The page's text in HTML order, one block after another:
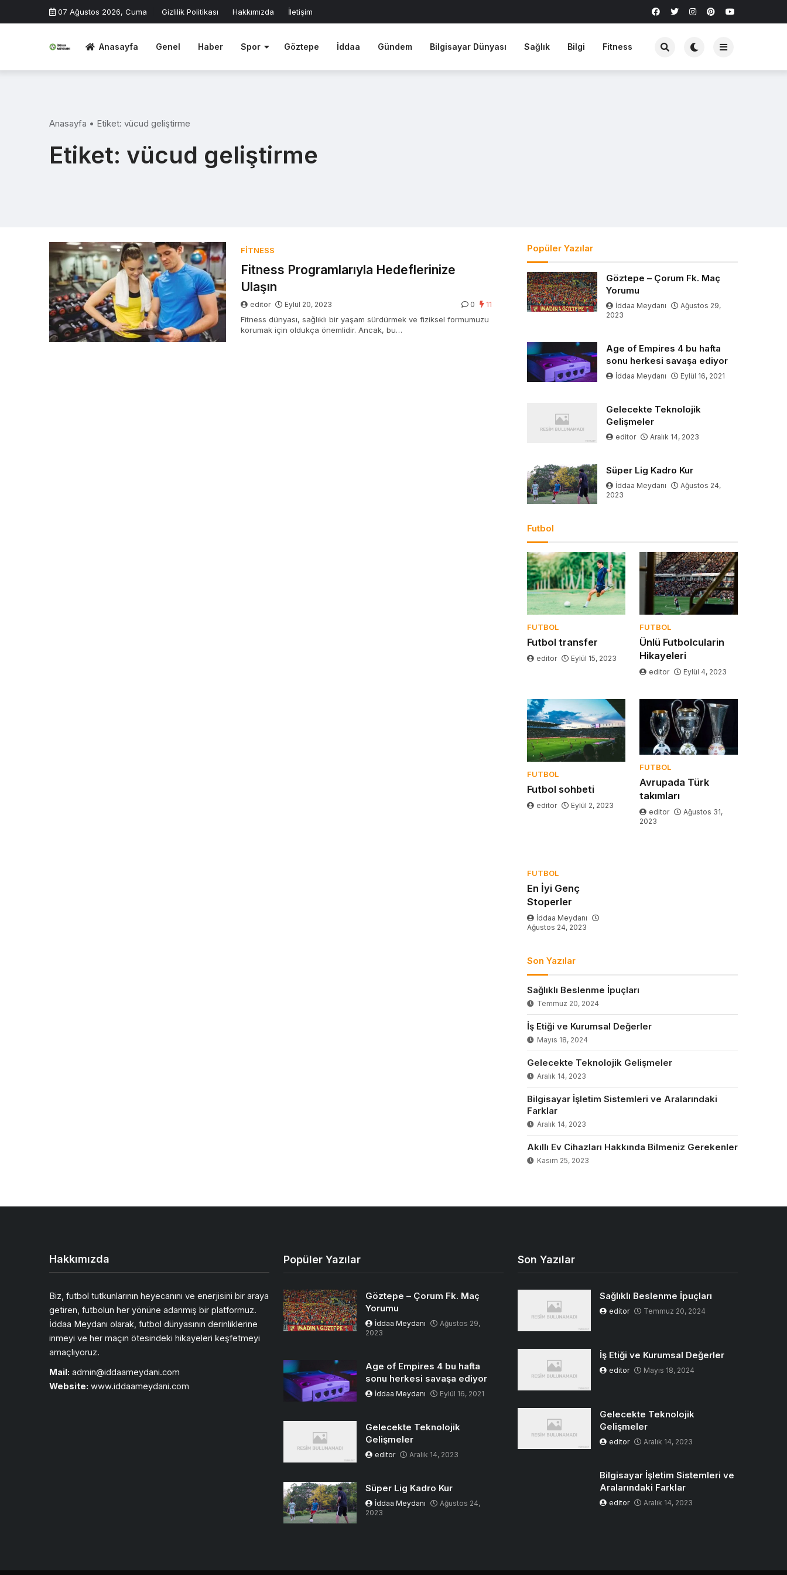
07 Ağustos 2026, Cuma Gizlilik Politikası Hakkımızda İletişim
Anasayfa Genel Haber Spor Göztepe İddaa Gündem Bilgisayar Dünyası Sağlık Bilgi Fitness
Anasayfa • Etiket: vücud geliştirme
Etiket: vücud geliştirme
FITNESS
Fitness Programlarıyla Hedeflerinize
Ulaşın
editor Eylül 20, 2023 0 11
Fitness dünyası, sağlıklı bir yaşam sürdürmek ve fiziksel formumuzu
korumak için oldukça önemlidir. Ancak, bu…
Popüler Yazılar
Göztepe – Çorum Fk. Maç
Yorumu
İddaa Meydanı
Ağustos 29,
2023
Age of Empires 4 bu hafta
sonu herkesi savaşa ediyor
İddaa Meydanı Eylül 16, 2021
Gelecekte Teknolojik
Gelişmeler
editor Aralık 14, 2023
Süper Lig Kadro Kur
İddaa Meydanı
Ağustos 24,
2023
Futbol
FUTBOL
Futbol transfer
editor Eylül 15, 2023
FUTBOL
Ünlü Futbolcularin
Hikayeleri
editor Eylül 4, 2023
FUTBOL
Futbol sohbeti
editor Eylül 2, 2023
FUTBOL
Avrupada Türk
takımları
editor
Ağustos 31,
2023
FUTBOL
En İyi Genç
Stoperler
İddaa Meydanı
Ağustos 24, 2023
Son Yazılar
Sağlıklı Beslenme İpuçları
Temmuz 20, 2024
İş Etiği ve Kurumsal Değerler
Mayıs 18, 2024
Gelecekte Teknolojik Gelişmeler
Aralık 14, 2023
Bilgisayar İşletim Sistemleri ve Aralarındaki
Farklar
Aralık 14, 2023
Akıllı Ev Cihazları Hakkında Bilmeniz Gerekenler
Kasım 25, 2023
Hakkımızda
Biz, futbol tutkunlarının heyecanını ve enerjisini bir araya
getiren, futbolun her yönüne adanmış bir platformuz.
İddaa Meydanı olarak, futbol dünyasının derinliklerine
inmeyi ve her maçın ötesindeki hikayeleri keşfetmeyi
amaçlıyoruz.
Mail: admin@iddaameydani.com
Website: www.iddaameydani.com
Popüler Yazılar
Göztepe – Çorum Fk. Maç
Yorumu
İddaa Meydanı
Ağustos 29,
2023
Age of Empires 4 bu hafta
sonu herkesi savaşa ediyor
İddaa Meydanı Eylül 16, 2021
Gelecekte Teknolojik
Gelişmeler
editor Aralık 14, 2023
Süper Lig Kadro Kur
İddaa Meydanı
Ağustos 24,
2023
Son Yazılar
Sağlıklı Beslenme İpuçları
editor Temmuz 20, 2024
İş Etiği ve Kurumsal Değerler
editor Mayıs 18, 2024
Gelecekte Teknolojik
Gelişmeler
editor Aralık 14, 2023
Bilgisayar İşletim Sistemleri ve
Aralarındaki Farklar
editor Aralık 14, 2023